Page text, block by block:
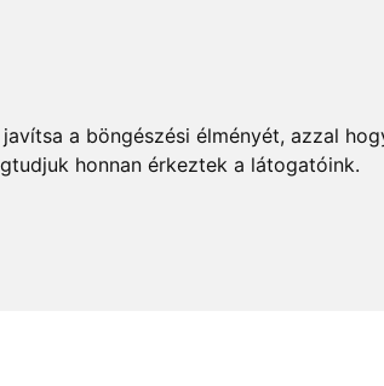
a böngészési élményét, azzal
honnan érkeztek a látogatóink.